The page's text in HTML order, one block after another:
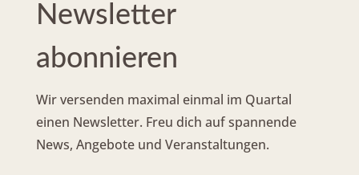
Newsletter
abonnieren
Wir versenden maximal einmal im Quartal
einen Newsletter. Freu dich auf spannende
News, Angebote und Veranstaltungen.